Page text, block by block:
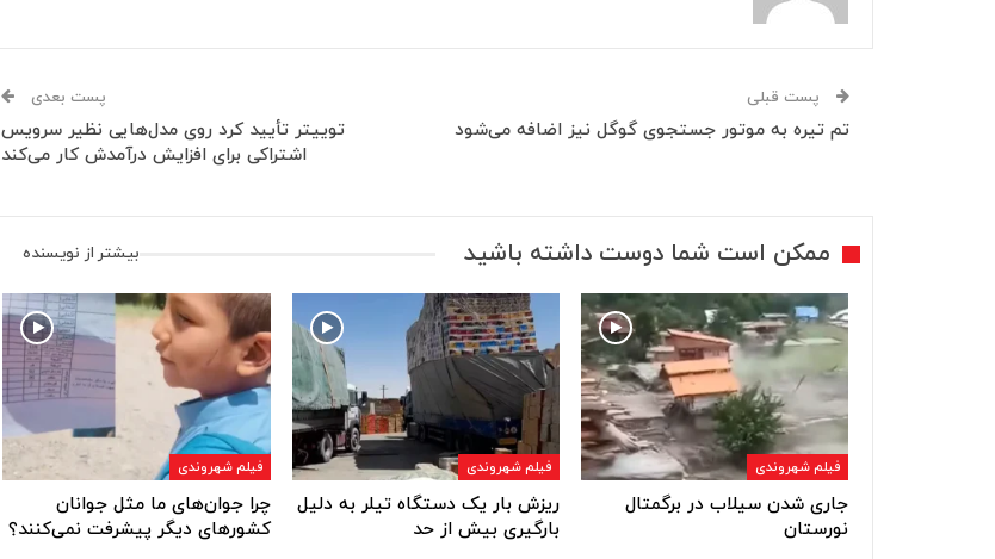
پست قبلی
تم تیره به موتور جستجوی گوگل نیز اضافه می‌شود
پست بعدی
توییتر تأیید کرد روی مدل‌هایی نظیر سرویس
اشتراکی برای افزایش درآمدش کار می‌کند
ممکن است شما دوست داشته باشید بیشتر از نویسنده
فیلم شهروندی
جاری شدن سیلاب در برگمتال
نورستان
فیلم شهروندی
ریزش بار یک دستگاه تیلر به دلیل
بارگیری بیش از حد
فیلم شهروندی
چرا جوان‌های ما مثل جوانان
کشورهای دیگر پیشرفت نمی‌کنند؟